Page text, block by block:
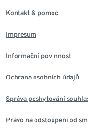
Kontakt & pomoc
Impresum
Informační povinnost
Ochrana osobních údajů
Správa poskytování
Právo na odstoupení od